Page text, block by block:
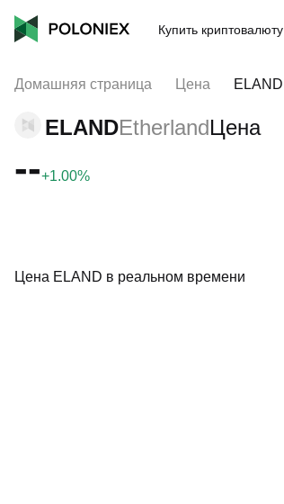
Купить криптовалюту
Домашняя страница Цена ELAND
ELANDEtherlandЦена
--+1.00%
Цена ELAND в реальном времени